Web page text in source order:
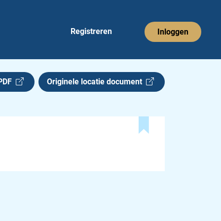
Registreren Inloggen
Originele locatie document